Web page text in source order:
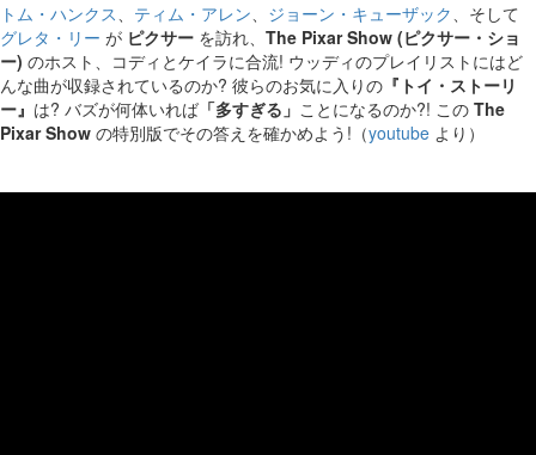
トム・ハンクス、 ティム・アレン、 ジョーン・キューザック、そして
グレタ・リー が ピクサー を訪れ、 The Pixar Show (ピクサー・ショ
ー) のホスト、コディとケイラに合流! ウッディのプレイリストにはど
んな曲が収録されているのか? 彼らのお気に入りの 『トイ・ストーリ
ー』 は? バズが何体いれば 「多すぎる」 ことになるのか?! この The
Pixar Show の特別版でその答えを確かめよう!（youtube より）